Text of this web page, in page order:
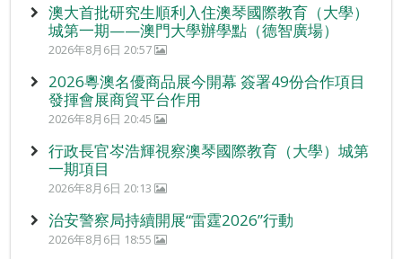
澳大首批研究生順利入住澳琴國際教育（大學）
城第一期——澳門大學辦學點（德智廣場）
2026年8月6日 20:57
2026粵澳名優商品展今開幕 簽署49份合作項目
發揮會展商貿平台作用
2026年8月6日 20:45
行政長官岑浩輝視察澳琴國際教育（大學）城第
一期項目
2026年8月6日 20:13
治安警察局持續開展“雷霆2026”行動
2026年8月6日 18:55